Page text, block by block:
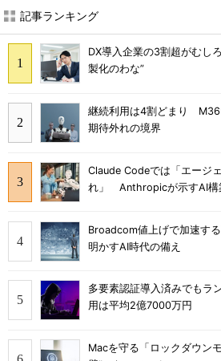
記事ランキング
DX導入企業の3割超がむし
製化のわな”
継続利用は4割どまり
期待外れの境界
Claude Codeでは「エージ
れ」 Anthropicが示すAI構
Broadcom値上げで加速す
明かすAI時代の備え
多要素認証導入済みでも
用は平均2億7000万円
Macを守る「ロックダウン